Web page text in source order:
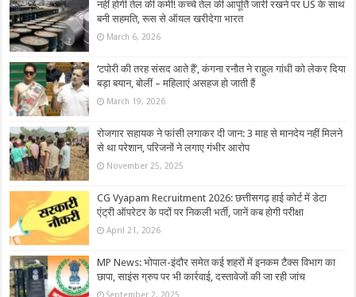
नहीं होगी तेल की कमी! कच्चे तेल की आपूर्ति जारी रखने पर US के साथ
बनी सहमति, रूस से ऑयल खरीदेगा भारत
March 6, 2026
‘टपोरी की तरह संसद आते हैं’, कंगना रनौत ने राहुल गांधी को लेकर दिया
बड़ा बयान, बोलीं – महिलाएं असहज हो जाती हैं
March 19, 2026
रोजगार सहायक ने फांसी लगाकर दी जान: 3 माह से मानदेय नहीं मिलने
से था परेशान, परिजनों ने लगाए गंभीर आरोप
November 25, 2025
CG Vyapam Recruitment 2026: छत्तीसगढ़ हाई कोर्ट में डेटा
एंट्री ऑपरेटर के पदों पर निकली भर्ती, जानें कब होगी परीक्षा
April 21, 2026
MP News: भोपाल-इंदौर समेत कई शहरों में इनकम टैक्स विभाग का
छापा, साइंस ग्रुप पर भी कार्रवाई, दस्तावेजों की जा रही जांच
September 2, 2025